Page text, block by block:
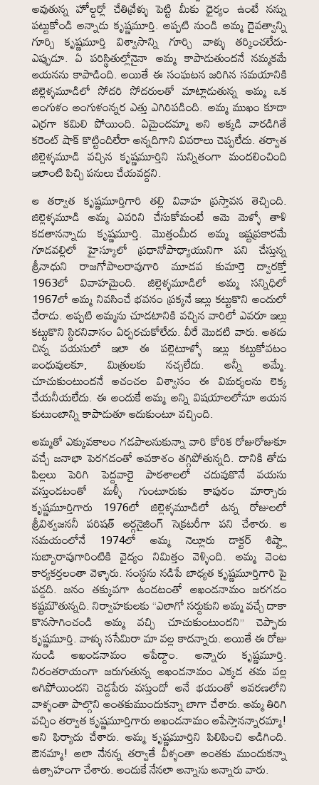
అవుతున్న హోల్డర్లో చేతివ్రేళ్ళు పెట్టి మీకు ధైర్యం ఉంటే నన్ను
పట్టుకోండి అన్నాడు కృష్ణమూర్తి. అప్పటి నుండి అమ్మ దైవత్వాన్ని
గూర్చి కృష్ణమూర్తి విశ్వాసాన్ని గూర్చి వాళ్ళు తర్కించలేదు-
ఎప్పుడూ. ఏ పరిస్థితుల్లోనైనా అమ్మ కాపాడుతుందనే నమ్మకమే
ఆయనను కాపాడింది. అయితే ఈ సంఘటన జరిగిన సమయానికి
జిల్లెళ్ళమూడిలో సోదరి సోదరులతో మాట్లాడుతున్న అమ్మ ఒక
అంగుళం అంగుళంన్నర ఎత్తు ఎగిరిపడింది. అమ్మ ముఖం కూడా
ఎర్రగా కమిలి పోయింది. ఏమైందమ్మా అని అక్కడి వారడిగితే
కరెంట్ షాక్ కొట్టిందిలేరా అన్నదిగాని వివరాలు చెప్పలేదు. తర్వాత
జిల్లెళ్ళమూడి వచ్చిన కృష్ణమూర్తిని సున్నితంగా మందలించింది
ఇలాంటి పిచ్చి పనులు చేయవద్దని.
ఆ తర్వాత కృష్ణమూర్తిగారి తల్లి వివాహ ప్రస్తావన తెచ్చింది.
జిల్లెళ్ళమూడి అమ్మ ఎవరిని చేసుకోమంటే ఆమె మెళ్ళో తాళి
కడతానన్నాడు కృష్ణమూర్తి. మొత్తంమీద అమ్మ ఇష్టప్రకారమే
గూడవల్లిలో హైస్కూలో ప్రధానోపాధ్యాయునిగా పని చేస్తున్న
శ్రీనాధుని రాజగోపాలరావుగారి మూడవ కుమార్తె ద్వారక్తో
1963లో వివాహమైంది. జిల్లెళ్ళమూడిలో అమ్మ సన్నిధిలో
1967లో అమ్మ నివసించే భవనం ప్రక్కనే ఇల్లు కట్టుకొని అందులో
చేరాడు. అప్పటి అమ్మను చూడటానికి వచ్చిన వారిలో ఎవరూ ఇల్లు
కట్టుకొని స్థిరనివాసం ఏర్పరచుకోలేదు. వీరే మొదటి వారు. అతడు
చిన్న వయసులో ఇలా ఈ పల్లెటూళ్ళో ఇల్లు కట్టుకోవటం
బంధువులకూ, మిత్రులకు నచ్చలేదు. అన్నీ అమ్మే.
చూచుకుంటుందనే అచంచల విశ్వాసం ఈ విమర్శలను లెక్క
చేయనీయలేదు. ఈ అందుకే అమ్మ అన్ని విషయాలలోనూ ఆయన
కుటుంబాన్ని కాపాడుతూ ఆదుకుంటూ వచ్చింది.
అమ్మతో ఎక్కువకాలం గడపాలనుకున్నా వారి కోరిక రోజురోజుకూ
వచ్చే జనాభా పెరగడంతో అవకాశం తగ్గిపోతున్నది. దానికి తోడు
పిల్లలు పెరిగి పెద్దవారై పాఠశాలలో చదువుకొనే వయసు
వస్తుండటంతో మళ్ళీ గుంటూరుకు కాపురం మార్చారు
కృష్ణమూర్తిగారు 1976లో జిల్లెళ్ళమూడిలో ఉన్న రోజులలో
శ్రీవిశ్వజననీ పరిషత్ ఆర్గనైజింగ్ సెక్రటరీగా పని చేశారు. ఆ
సమయంలోనే 1974లో అమ్మ నెల్లూరు డాక్టర్ శిష్ట్లా
సుబ్బారావుగారింటికి వైద్యం నిమిత్తం వెళ్ళింది. అమ్మ వెంట
కార్యకర్తలంతా వెళ్ళారు. సంస్థను నడిపే బాధ్యత కృష్ణమూర్తిగారి పై
పడ్డది. జనం తక్కువగా ఉండటంతో అఖండనామం జరగడం
కష్టమౌతున్నది. నిర్వాహకులకు “ఎలాగో సర్దుకుని అమ్మ వచ్చే దాకా
కొనసాగించండి అమ్మ వచ్చి చూచుకుంటుందని” చెప్పారు
కృష్ణమూర్తి. వాళ్ళు ససేమిరా మా వల్ల కాదన్నారు. అయితే ఈ రోజు
నుండి అఖండనామం ఆపేద్దాం. అన్నారు కృష్ణమూర్తి.
నిరంతరాయంగా జరుగుతున్న అఖండనామం ఎక్కడ తమ వల్ల
ఆగిపోయిందని చెడ్డపేరు వస్తుందో అనే భయంతో ఆవరణలోని
వాళ్ళంతా పాల్గొని అంతకుముందుకన్నా బాగా చేశారు. అమ్మ తిరిగి
వచ్చిం తర్వాత కృష్ణమూర్తిగారు అఖండనామం ఆపేస్తానన్నారమ్మా!
అని ఫిర్యాదు చేశారు. అమ్మ కృష్ణమూర్తిని పిలిపించి అడిగింది.
ఔనమ్మా! అలా నేనన్న తర్వాతే వీళ్ళంతా అంతకు ముందుకన్నా
ఉత్సాహంగా చేశారు. అందుకే నేనలా అన్నాను అన్నారు వారు.